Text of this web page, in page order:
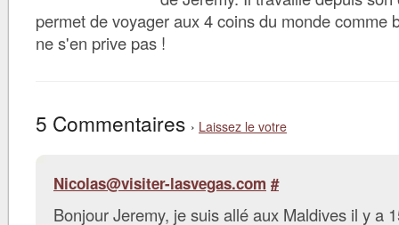
permet de voyager aux 4 coins du monde comme
ne s'en prive pas !
5 Commentaires › Laissez le votre
Nicolas@visiter-lasvegas.com #
Bonjour Jeremy, je suis allé aux Maldives il y a